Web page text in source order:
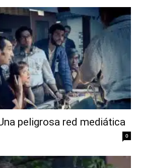
peligrosa red mediática
0